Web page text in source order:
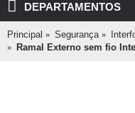
DEPARTAMENTOS
Principal Segurança
Ramal Externo sem fio